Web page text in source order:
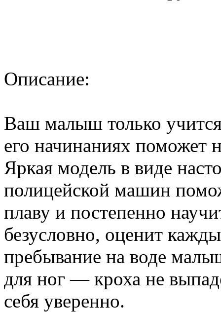
Описание:
Ваш малыш только
его начинаниях поможет
Яркая модель в виде
полицейской машин
плаву и постепенно
безусловно, оценит
пребывание на воде
для ног — кроха не
себя уверенно.